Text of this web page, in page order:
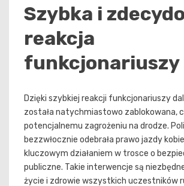
Szybka i
reakcja
funkcjonariuszy
Dzięki szybkiej reakcji funkcjonariuszy
została natychmiastowo zablokowana,
potencjalnemu zagrożeniu na drodze.
bezzwłocznie odebrała prawo jazdy
kluczowym działaniem w trosce o
publiczne. Takie interwencje są
życie i zdrowie wszystkich uczestników